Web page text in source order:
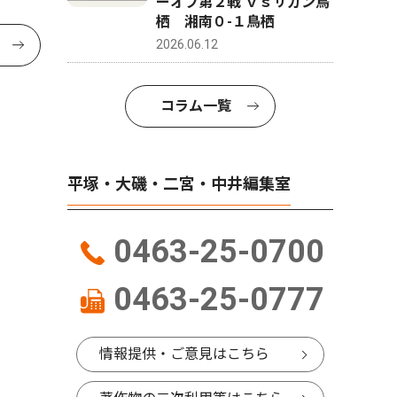
栖 湘南０-１鳥栖
2026.06.12
コラム一覧
平塚・大磯・二宮・中井編集室
0463-25-0700
0463-25-0777
情報提供・ご意見はこちら